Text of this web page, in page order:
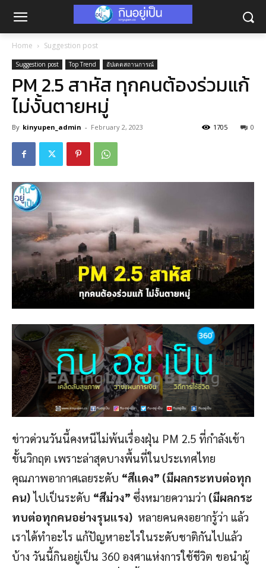
Home Suggestion post
Suggestion post Top Trend อัปเดตสถานการณ์
PM 2.5 สาหัส ทุกคนต้องร่วมแก้
ไม่งั้นตายหมู่
By kinyupen_admin - February 2, 2023 0
1705
ข่าวด่วนวันนี้คงหนีไม่พ้นเรื่องฝุ่น PM 2.5 ที่กำลังเข้า
ขั้นวิกฤต เพราะล่าสุดบางพื้นที่ในประเทศไทย
คุณภาพอากาศเลยระดับ “สีแดง” (มีผลกระทบต่อทุก
คน)ไปเป็นระดับ “สีม่วง” ซึ่งหมายความว่า (มีผลกระ
ทบต่อทุกคนอย่างรุนแรง) หลายคนคงอยากรู้ว่า แล้ว
เราได้ทำอะไร แก้ปัญหาอะไรในระดับชาติกันไปแล้ว
บ้าง วันนี้กินอยู่เป็น 360 องศาแห่งการใช้ชีวิต ขอนำผู้